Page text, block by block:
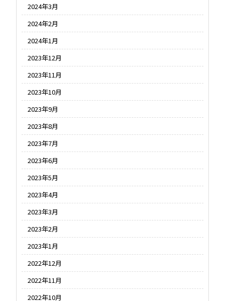
2024年3月
2024年2月
2024年1月
2023年12月
2023年11月
2023年10月
2023年9月
2023年8月
2023年7月
2023年6月
2023年5月
2023年4月
2023年3月
2023年2月
2023年1月
2022年12月
2022年11月
2022年10月